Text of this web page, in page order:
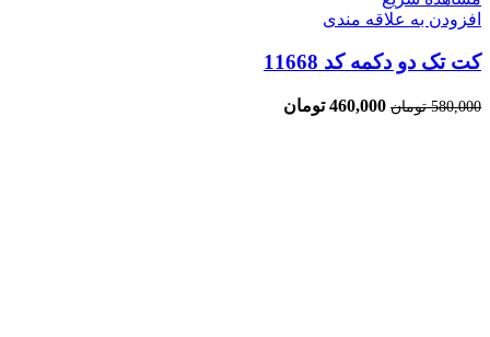
افزودن به علاقه مندی
کت تک دو دکمه کد 11668
580,000 تومان 460,000 تومان